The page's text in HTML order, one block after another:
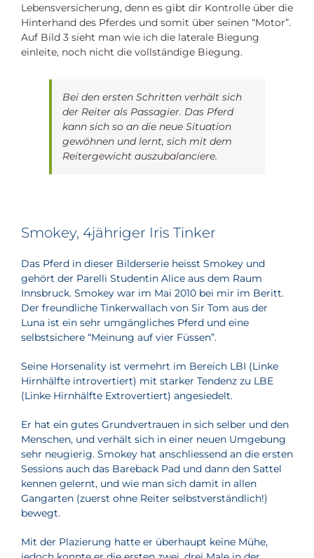
Lebensversicherung, denn es gibt dir Kontrolle über die
Hinterhand des Pferdes und somit über seinen “Motor”.
Auf Bild 3 sieht man wie ich die laterale Biegung
einleite, noch nicht die vollständige Biegung.
Bei den ersten Schritten verhält sich
der Reiter als Passagier. Das Pferd
kann sich so an die neue Situation
gewöhnen und lernt, sich mit dem
Reitergewicht auszubalanciere.
Smokey, 4jähriger Iris Tinker
Das Pferd in dieser Bilderserie heisst Smokey und
gehört der Parelli Studentin Alice aus dem Raum
Innsbruck. Smokey war im Mai 2010 bei mir im Beritt.
Der freundliche Tinkerwallach von Sir Tom aus der
Luna ist ein sehr umgängliches Pferd und eine
selbstsichere “Meinung auf vier Füssen”.
Seine Horsenality ist vermehrt im Bereich LBI (Linke
Hirnhälfte introvertiert) mit starker Tendenz zu LBE
(Linke Hirnhälfte Extrovertiert) angesiedelt.
Er hat ein gutes Grundvertrauen in sich selber und den
Menschen, und verhält sich in einer neuen Umgebung
sehr neugierig. Smokey hat anschliessend an die ersten
Sessions auch das Bareback Pad und dann den Sattel
kennen gelernt, und wie man sich damit in allen
Gangarten (zuerst ohne Reiter selbstverständlich!)
bewegt.
Mit der Plazierung hatte er überhaupt keine Mühe,